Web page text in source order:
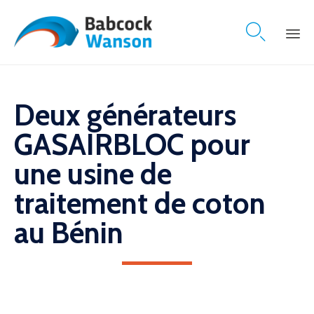

Deux générateurs
GASAIRBLOC pour
une usine de
traitement de coton
au Bénin